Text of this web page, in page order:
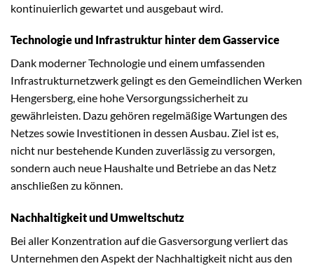
kontinuierlich gewartet und ausgebaut wird.
Technologie und Infrastruktur hinter dem Gasservice
Dank moderner Technologie und einem umfassenden
Infrastrukturnetzwerk gelingt es den Gemeindlichen Werken
Hengersberg, eine hohe Versorgungssicherheit zu
gewährleisten. Dazu gehören regelmäßige Wartungen des
Netzes sowie Investitionen in dessen Ausbau. Ziel ist es,
nicht nur bestehende Kunden zuverlässig zu versorgen,
sondern auch neue Haushalte und Betriebe an das Netz
anschließen zu können.
Nachhaltigkeit und Umweltschutz
Bei aller Konzentration auf die Gasversorgung verliert das
Unternehmen den Aspekt der Nachhaltigkeit nicht aus den